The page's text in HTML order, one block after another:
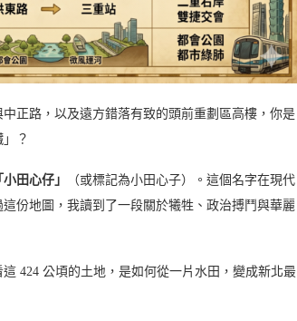
正路，以及遠方錯落有致的頭前重劃區高樓，你是
？
小田心仔」
（或標記為小田心子）。這個名字在現代
份地圖，我讀到了一段關於犧牲、政治搏鬥與華麗
424 公頃的土地，是如何從一片水田，變成新北最